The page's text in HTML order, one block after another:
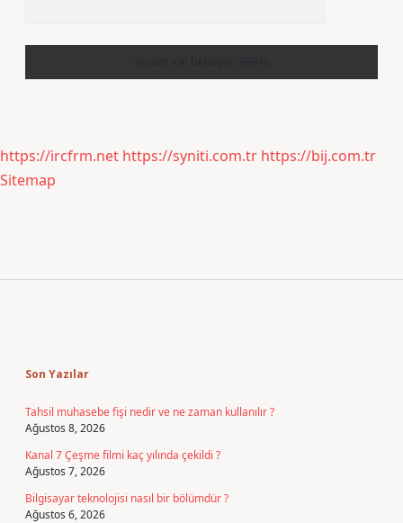
https://ircfrm.net https://syniti.com.tr https://bij.com.tr
Sitemap
Son Yazılar
Tahsil muhasebe fişi nedir ve ne zaman kullanılır ?
Ağustos 8, 2026
Kanal 7 Çeşme filmi kaç yılında çekildi ?
Ağustos 7, 2026
Bilgisayar teknolojisi nasıl bir bölümdür ?
Ağustos 6, 2026